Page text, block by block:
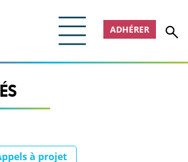
ADHÉRER
à projet